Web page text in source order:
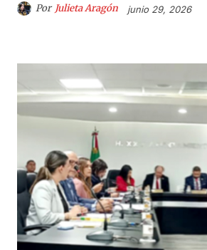
Por Julieta Aragón junio 29, 2026